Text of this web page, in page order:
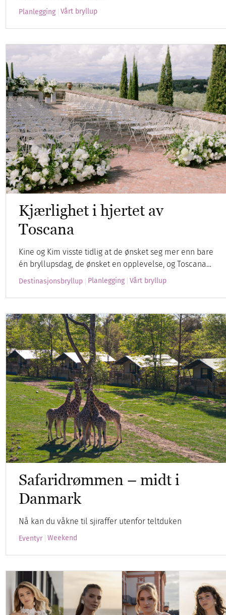
Planlegging Vårt bryllup
Kjærlighet i hjertet av
Toscana
Kine og Kim visste tidlig at de ønsket seg mer enn bare
én bryllupsdag, de ønsket en opplevelse, og Toscana…
Destinasjonsbryllup Planlegging Vårt bryllup
Safaridrømmen – midt i
Danmark
Nå kan du våkne til sjiraffer utenfor teltduken
Eventyr Weekend